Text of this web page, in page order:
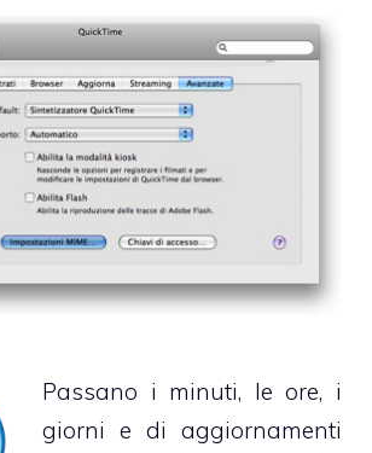
Passano i minuti, le ore, i
giorni e di aggiornamenti